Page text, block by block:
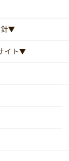
針▼
イト▼